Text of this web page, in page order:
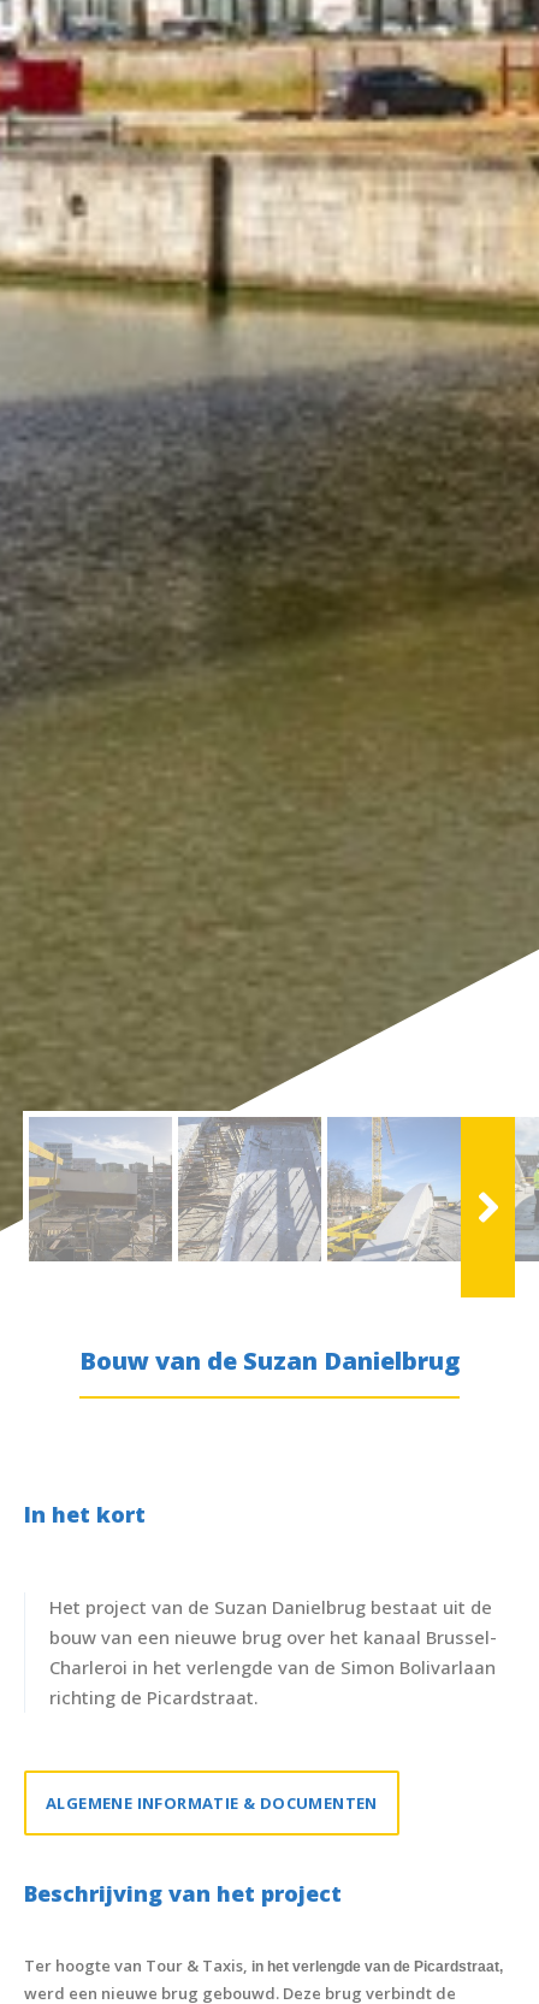
Bouw van de Suzan Danielbrug
In het kort
Het project van de Suzan Danielbrug bestaat uit de
bouw van een nieuwe brug over het kanaal Brussel-
Charleroi in het verlengde van de Simon Bolivarlaan
richting de Picardstraat.
ALGEMENE INFORMATIE & DOCUMENTEN
Beschrijving van het project
Ter hoogte van Tour & Taxis, in het verlengde van de Picardstraat,
werd een nieuwe brug gebouwd. Deze brug verbindt de